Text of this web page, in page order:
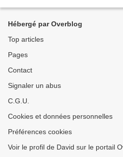
Hébergé par Overblog
Top articles
Pages
Contact
Signaler un abus
C.G.U.
Cookies et données personnelles
Préférences cookies
Voir le profil de David sur le portail